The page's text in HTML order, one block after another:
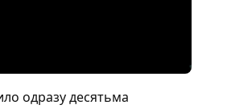
одразу десятьма